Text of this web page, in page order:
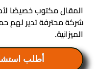
المقال مكتوب خصيصًا
شركة محترفة تدير لهم
الميزانية.
أطلب